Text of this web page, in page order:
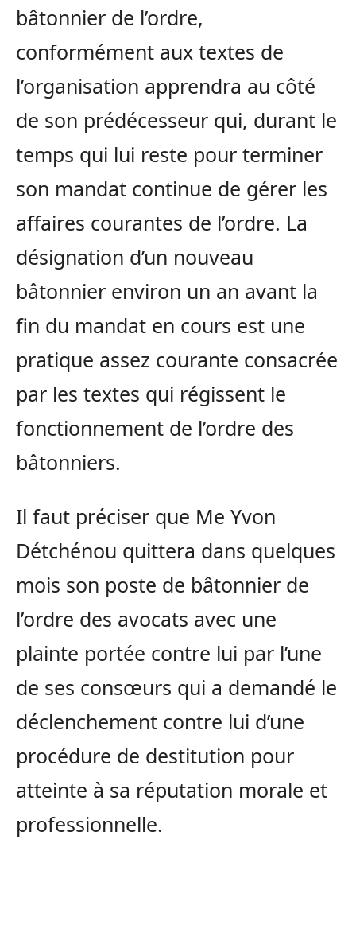
bâtonnier de l’ordre,
conformément aux textes de
l’organisation apprendra au côté
de son prédécesseur qui, durant le
temps qui lui reste pour terminer
son mandat continue de gérer les
affaires courantes de l’ordre. La
désignation d’un nouveau
bâtonnier environ un an avant la
fin du mandat en cours est une
pratique assez courante consacrée
par les textes qui régissent le
fonctionnement de l’ordre des
bâtonniers.
Il faut préciser que Me Yvon
Détchénou quittera dans quelques
mois son poste de bâtonnier de
l’ordre des avocats avec une
plainte portée contre lui par l’une
de ses consœurs qui a demandé le
déclenchement contre lui d’une
procédure de destitution pour
atteinte à sa réputation morale et
professionnelle.